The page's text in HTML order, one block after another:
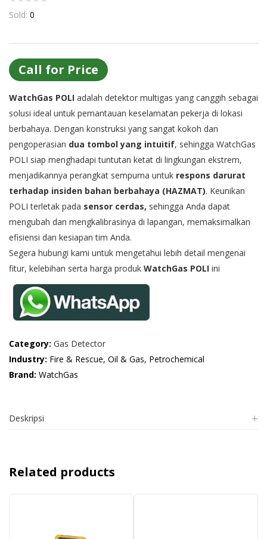
Sold: 0
Call for Price
WatchGas POLI adalah detektor multigas yang canggih sebagai
solusi ideal untuk pemantauan keselamatan pekerja di lokasi
berbahaya. Dengan konstruksi yang sangat kokoh dan
pengoperasian dua tombol yang intuitif, sehingga WatchGas
POLI siap menghadapi tuntutan ketat di lingkungan ekstrem,
menjadikannya perangkat sempurna untuk respons darurat
terhadap insiden bahan berbahaya (HAZMAT). Keunikan
POLI terletak pada sensor cerdas, sehingga Anda dapat
mengubah dan mengkalibrasinya di lapangan, memaksimalkan
efisiensi dan kesiapan tim Anda.
Segera hubungi kami untuk mengetahui lebih detail mengenai
fitur, kelebihan serta harga produk WatchGas POLI ini
Category: Gas Detector
Industry: Fire & Rescue, Oil & Gas, Petrochemical
Brand: WatchGas
Deskripsi
Related products